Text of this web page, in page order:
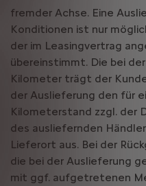
fremder Achse. Eine
Konditionen ist nur
der im Leasingvertrag
übereinstimmt. Die bei
Kilometer trägt der
der Auslieferung den für
Kilometerstand zzgl. der
des ausliefernden
Lieferort aus. Bei der
die bei der Auslieferung
mit ggf. aufgetretenen